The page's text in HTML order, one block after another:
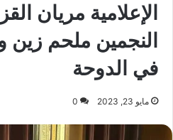
الإعلامية مريان
النجمين ملحم
في الدوحة
مايو 23, 2023 0